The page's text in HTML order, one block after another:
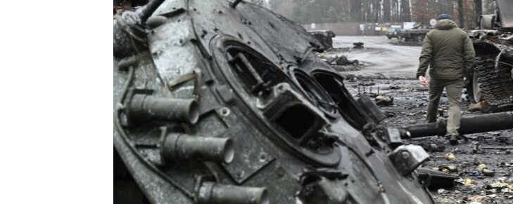
УКРАЇНСЬКА ПРОБЛЕМА КРИМУ